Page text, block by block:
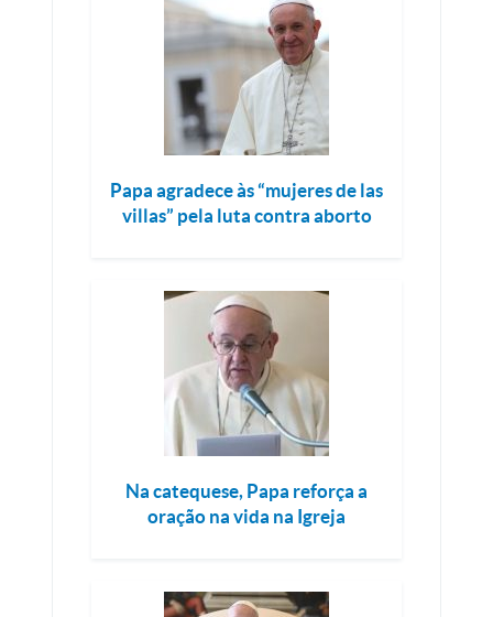
Papa agradece às “mujeres de las
villas” pela luta contra aborto
Na catequese, Papa reforça a
oração na vida na Igreja